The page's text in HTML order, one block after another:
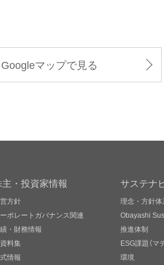
Googleマップで見る
・投資家情報
方針
ポレートガバナンス関連
・財務情報
料集
情報
サステナ
理念・方針体
Obayashi
推進体制
ESG課題（マ
環境